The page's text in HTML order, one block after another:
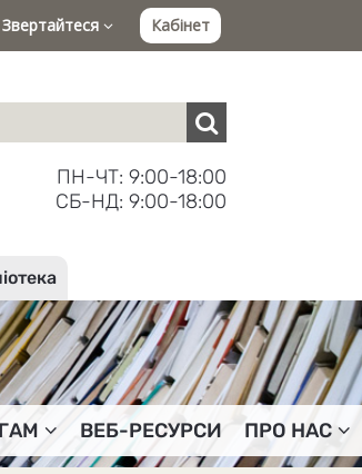
Звертайтеся Кабінет
ПН-ЧТ: 9:00-18:00
СБ-НД: 9:00-18:00
ВЕБ-РЕСУРСИ ПРО НАС